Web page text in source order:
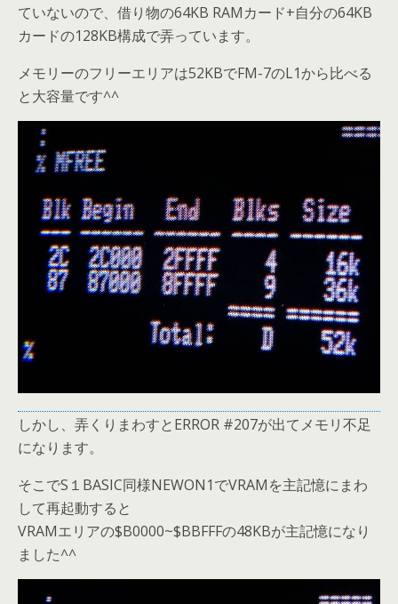
ていないので、借り物の64KB RAMカード+自分の64KB
カードの128KB構成で弄っています。
メモリーのフリーエリアは52KBでFM-7のL1から比べる
と大容量です^^
しかし、弄くりまわすとERROR #207が出てメモリ不足
になります。
そこでS１BASIC同様NEWON1でVRAMを主記憶にまわ
して再起動すると
VRAMエリアの$B0000~$BBFFFの48KBが主記憶になり
ました^^